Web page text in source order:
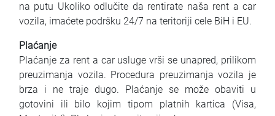
na putu Ukoliko odlučite da rentirate naša rent a car
vozila, imaćete podršku 24/7 na teritoriji cele BiH i EU.
Plaćanje
Plaćanje za rent a car usluge vrši se unapred, prilikom
preuzimanja vozila. Procedura preuzimanja vozila je
brza i ne traje dugo. Plaćanje se može obaviti u
gotovini ili bilo kojim tipom platnih kartica (Visa,